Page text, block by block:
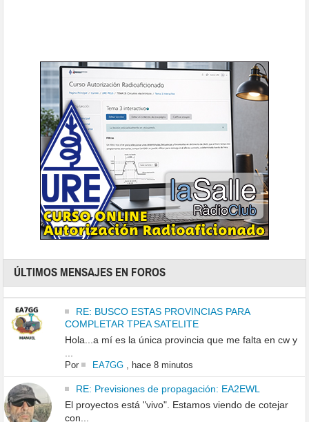
ÚLTIMOS MENSAJES EN FOROS
RE: BUSCO ESTAS PROVINCIAS PARA
COMPLETAR TPEA SATELITE
Hola...a mí es la única provincia que me falta en cw y
Por EA7GG, hace 8 minutos
RE: Previsiones de propagación: EA2EWL
El proyectos está "vivo". Estamos viendo de cotejar
con...